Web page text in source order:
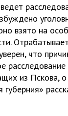
взято на
что
из Пскова,